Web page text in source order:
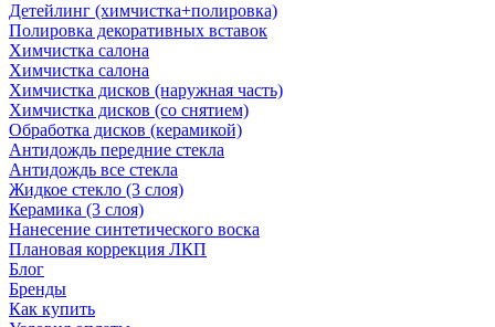
Детейлинг (химчистка+полировка)
Полировка декоративных вставок
Химчистка салона
Химчистка салона
Химчистка дисков (наружная часть)
Химчистка дисков (со снятием)
Обработка дисков (керамикой)
Антидождь передние стекла
Антидождь все стекла
Жидкое стекло (3 слоя)
Керамика (3 слоя)
Нанесение синтетического воска
Плановая коррекция ЛКП
Блог
Бренды
Как купить